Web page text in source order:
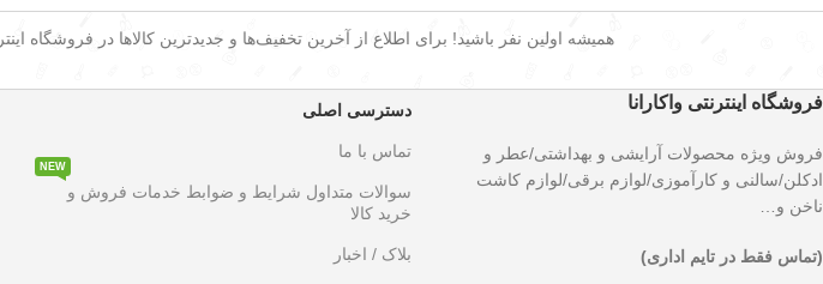
همیشه اولین نفر باشید! برای اطلاع از آخرین تخفیف‌ها و جدیدترین کالاها در فروشگاه
فروشگاه اینترنتی واکارانا
فروش ویژه محصولات آرایشی و بهداشتی/عطر و
ادکلن/سالنی و کارآموزی/لوازم برقی/لوازم کاشت
ناخن و…
(تماس فقط در تایم اداری)
دسترسی اصلی
تماس با ما
سوالات متداول شرایط و ضوابط خدمات فروش و
خرید کالا
NEW
بلاک / اخبار
به مدت